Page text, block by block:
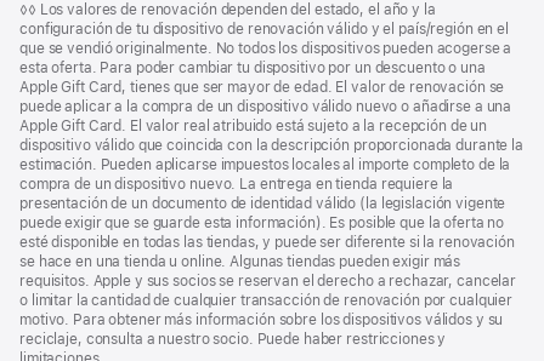
Nota
a
pie
de
página
◊◊ Los valores de renovación dependen del estado, el año y la
configuración de tu dispositivo de renovación válido y el país/región en el
que se vendió originalmente. No todos los dispositivos pueden acogerse a
esta oferta. Para poder cambiar tu dispositivo por un descuento o una
Apple Gift Card, tienes que ser mayor de edad. El valor de renovación se
puede aplicar a la compra de un dispositivo válido nuevo o añadirse a una
Apple Gift Card. El valor real atribuido está sujeto a la recepción de un
dispositivo válido que coincida con la descripción proporcionada durante la
estimación. Pueden aplicarse impuestos locales al importe completo de la
compra de un dispositivo nuevo. La entrega en tienda requiere la
presentación de un documento de identidad válido (la legislación vigente
puede exigir que se guarde esta información). Es posible que la oferta no
esté disponible en todas las tiendas, y puede ser diferente si la renovación
se hace en una tienda u online. Algunas tiendas pueden exigir más
requisitos. Apple y sus socios se reservan el derecho a rechazar, cancelar
o limitar la cantidad de cualquier transacción de renovación por cualquier
motivo. Para obtener más información sobre los dispositivos válidos y su
reciclaje, consulta a nuestro socio. Puede haber restricciones y